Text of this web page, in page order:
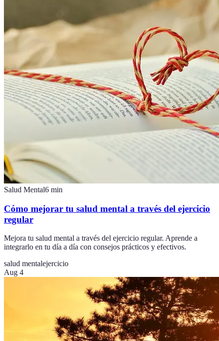
Salud Mental6 min
Cómo mejorar tu salud mental a través del ejercicio
regular
Mejora tu salud mental a través del ejercicio regular. Aprende a
integrarlo en tu día a día con consejos prácticos y efectivos.
salud mentalejercicio
Aug 4